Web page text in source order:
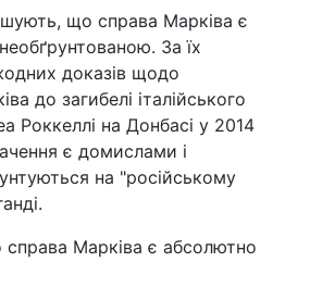
що справа Марківа є
За їх
доказів щодо
до загибелі італійського
Роккеллі на Донбасі у 2014
є домислами і
на "російському
Марківа є абсолютно